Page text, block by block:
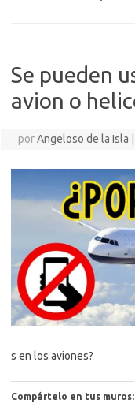
Se pueden
avion o
porAngeloso de la Isla
s en los aviones?
Compártelo en tus muros: